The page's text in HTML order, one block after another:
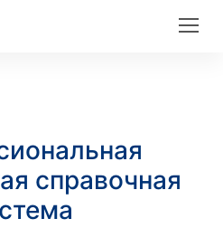
справочная